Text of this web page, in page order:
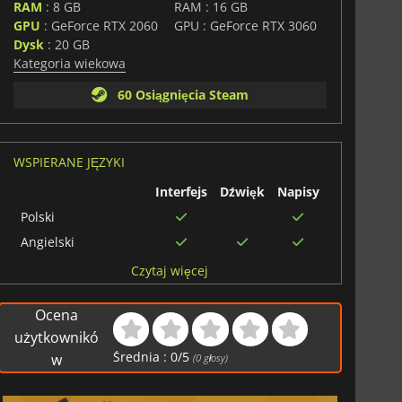
Dzięki rosnącemu zestawowi narzędzi,
misjom, gra oferuje świeże spojrzenie na
dla samotnych taktyków, jak i kooperacyjnych
RAM : 8 GB
GPU : GeForce RTX 2060
Dysk: 20 GB
RAM : 16 GB
GPU : GeForce RTX 3060
Kategoria wiekowa
60 Osiągnięcia Steam
WSPIERANE JĘZYKI
Interfejs
Dźwięk
Napisy
Polski
Angielski
Japoński
Hiszpański
Brazylijski
Czytaj więcej
Ocena
użytkownikó
w
Średnia :0/5 (0 głosy)